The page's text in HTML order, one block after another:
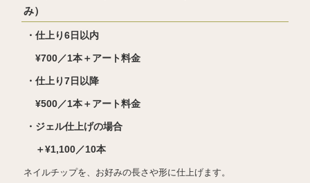
み）
・仕上り6日以内
¥700／1本＋アート料金
・仕上り7日以降
¥500／1本＋アート料金
・ジェル仕上げの場合
＋¥1,100／10本
ネイルチップを、お好みの長さや形に仕上げます。